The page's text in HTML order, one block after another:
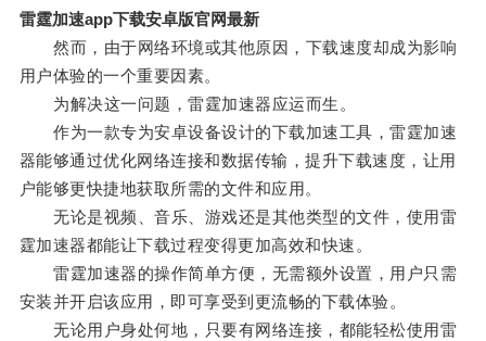
雷霆加速app下载安卓版官网最新
然而，由于网络环境或其他原因，下载速度却成为影响
用户体验的一个重要因素。
为解决这一问题，雷霆加速器应运而生。
作为一款专为安卓设备设计的下载加速工具，雷霆加速
器能够通过优化网络连接和数据传输，提升下载速度，让用
户能够更快捷地获取所需的文件和应用。
无论是视频、音乐、游戏还是其他类型的文件，使用雷
霆加速器都能让下载过程变得更加高效和快速。
雷霆加速器的操作简单方便，无需额外设置，用户只需
安装并开启该应用，即可享受到更流畅的下载体验。
无论用户身处何地，只要有网络连接，都能轻松使用雷